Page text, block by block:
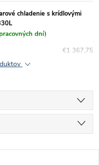
chladenie s krídlovými
dní)
€1 367,75